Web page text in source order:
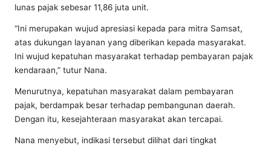
lunas pajak sebesar 11,86 juta unit.
“Ini merupakan wujud apresiasi kepada para mitra Samsat,
atas dukungan layanan yang diberikan kepada masyarakat.
Ini wujud kepatuhan masyarakat terhadap pembayaran pajak
kendaraan,” tutur Nana.
Menurutnya, kepatuhan masyarakat dalam pembayaran
pajak, berdampak besar terhadap pembangunan daerah.
Dengan itu, kesejahteraan masyarakat akan tercapai.
Nana menyebut, indikasi tersebut dilihat dari tingkat